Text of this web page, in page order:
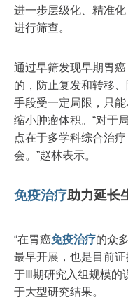
进一步层级化、精准
进行筛查。
通过早筛发现早期胃
的，防止复发和转移
手段受一定局限，只
缩小肿瘤体积。“对于
点在于多学科综合治
会。”赵林表示。
免疫治疗助力延长
“在胃癌免疫治疗的众
最早开展，也是目前
于Ⅲ期研究入组规模的
于大型研究结果。